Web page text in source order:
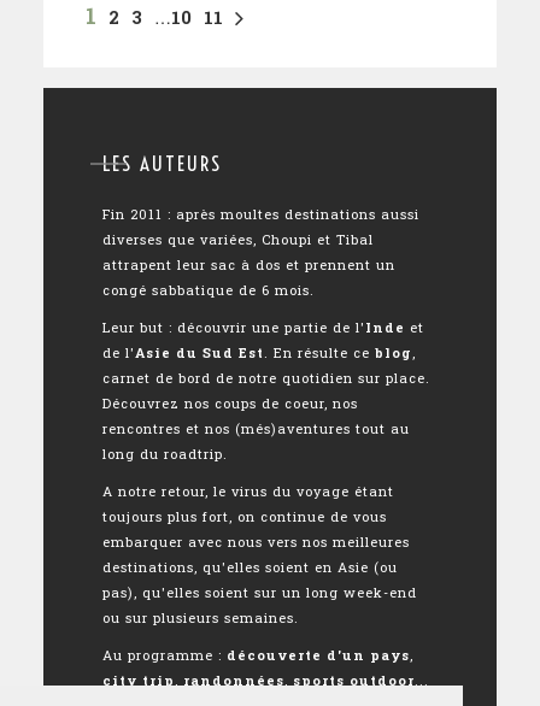
1 2 3 …10 11
LES AUTEURS
Fin 2011 : après moultes destinations aussi
diverses que variées, Choupi et Tibal
attrapent leur sac à dos et prennent un
congé sabbatique de 6 mois.
Leur but : découvrir une partie de l' Inde et
de l'Asie du Sud Est . En résulte ceblog,
carnet de bord de notre quotidien sur place.
Découvrez nos coups de coeur, nos
rencontres et nos (més)aventures tout au
long du roadtrip.
A notre retour, le virus du voyage étant
toujours plus fort, on continue de vous
embarquer avec nous vers nos meilleures
destinations, qu'elles soient en Asie (ou
pas), qu'elles soient sur un long week-end
ou sur plusieurs semaines.
Au programme : découverte d'un pays,
city trip, randonnées, sports outdoor...